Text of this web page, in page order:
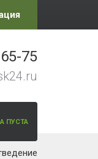
75
ПУСТА